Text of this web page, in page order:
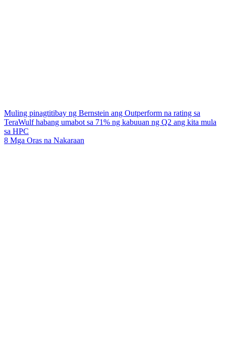
Muling pinagtitibay ng Bernstein ang Outperform na rating sa
TeraWulf habang umabot sa 71% ng kabuuan ng Q2 ang kita mula
sa HPC
8 Mga Oras na Nakaraan